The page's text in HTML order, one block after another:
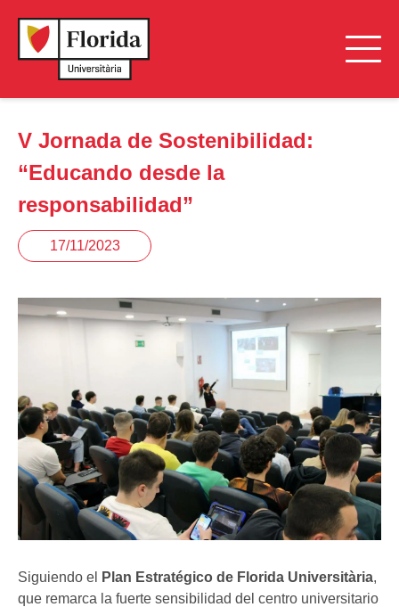
V Jornada de Sostenibilidad:
“Educando desde la
responsabilidad”
17/11/2023
Siguiendo el Plan Estratégico de Florida Universitària,
que remarca la fuerte sensibilidad del centro universitario